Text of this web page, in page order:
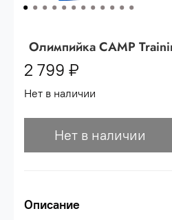
Олимпийка CAMP
2 799 ₽
Нет в наличии
Нет в наличии
Описание